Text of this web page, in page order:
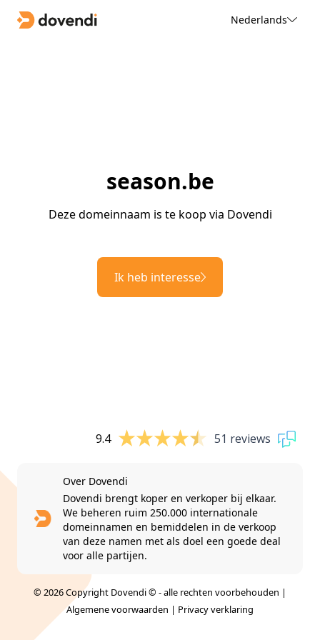
Nederlands
season.be
Deze domeinnaam is te koop via Dovendi
Ik heb interesse
9.4 51 reviews
Over Dovendi
Dovendi brengt koper en verkoper bij elkaar.
We beheren ruim 250.000 internationale
domeinnamen en bemiddelen in de verkoop
van deze namen met als doel een goede deal
voor alle partijen.
© 2026 Copyright Dovendi © - alle rechten voorbehouden |
Algemene voorwaarden | Privacy verklaring